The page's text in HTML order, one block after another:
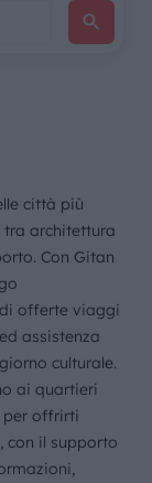
città più
tra architettura
Con Gitan
offerte viaggi
assistenza
culturale.
ai quartieri
per offrirti
con il supporto